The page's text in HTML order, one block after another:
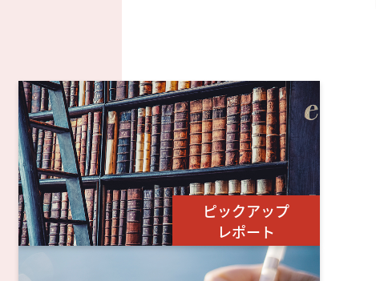
ピックアップ
レポート